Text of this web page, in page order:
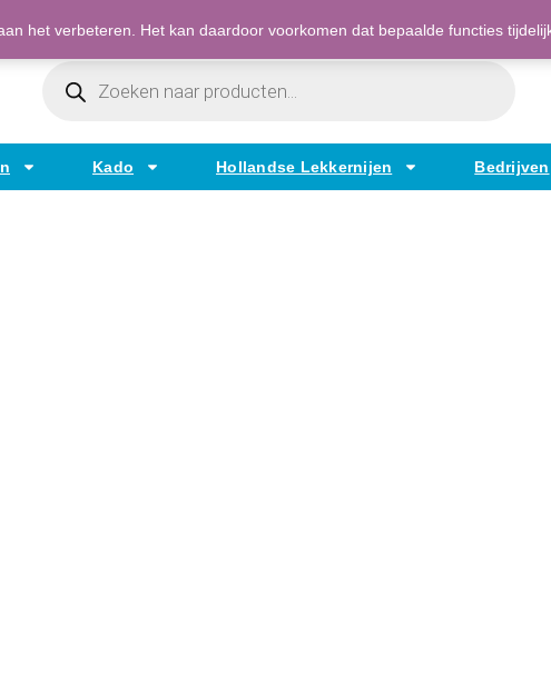
het verbeteren. Het kan daardoor voorkomen dat bepaalde functies
Bestellen op factuur mogelijk voor bedrijven
Producten
Kado Hollandse Lekkernijen Bedrijven